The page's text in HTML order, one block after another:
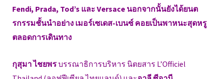
Fendi, Prada, Tod’s และ Versace นอกจากนั้นยังได้ยนต
รกรรมชั้นนำอย่าง เมอร์เซเดส-เบนซ์ คอยเป็นพาหนะสุดหรู
ตลอดการเดินทาง
กุสุมา ไชยพรบรรณาธิการบริหาร นิตยสาร L’Officiel